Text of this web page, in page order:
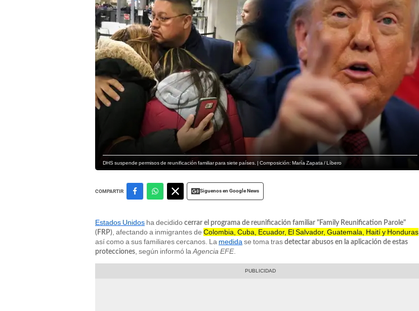
DHS suspende permisos de reunificación familiar para siete países. | Composición: María Zapata / Líbero
COMPARTIR Siguenos en Google News
Estados Unidos ha decidido cerrar el programa de reunificación familiar "Family Reunification Parole"
(FRP) , afectando a inmigrantes de Colombia, Cuba, Ecuador, El Salvador, Guatemala, Haití y Honduras
así como a sus familiares cercanos. La medida se toma tras detectar abusos en la aplicación de estas
protecciones , según informó la Agencia EFE.